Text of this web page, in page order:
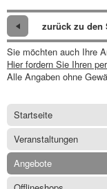
zurück zu den
Sie möchten auch Ihre
Hier fordern Sie Ihren
Alle Angaben ohne
Startseite
Veranstaltungen
Angebote